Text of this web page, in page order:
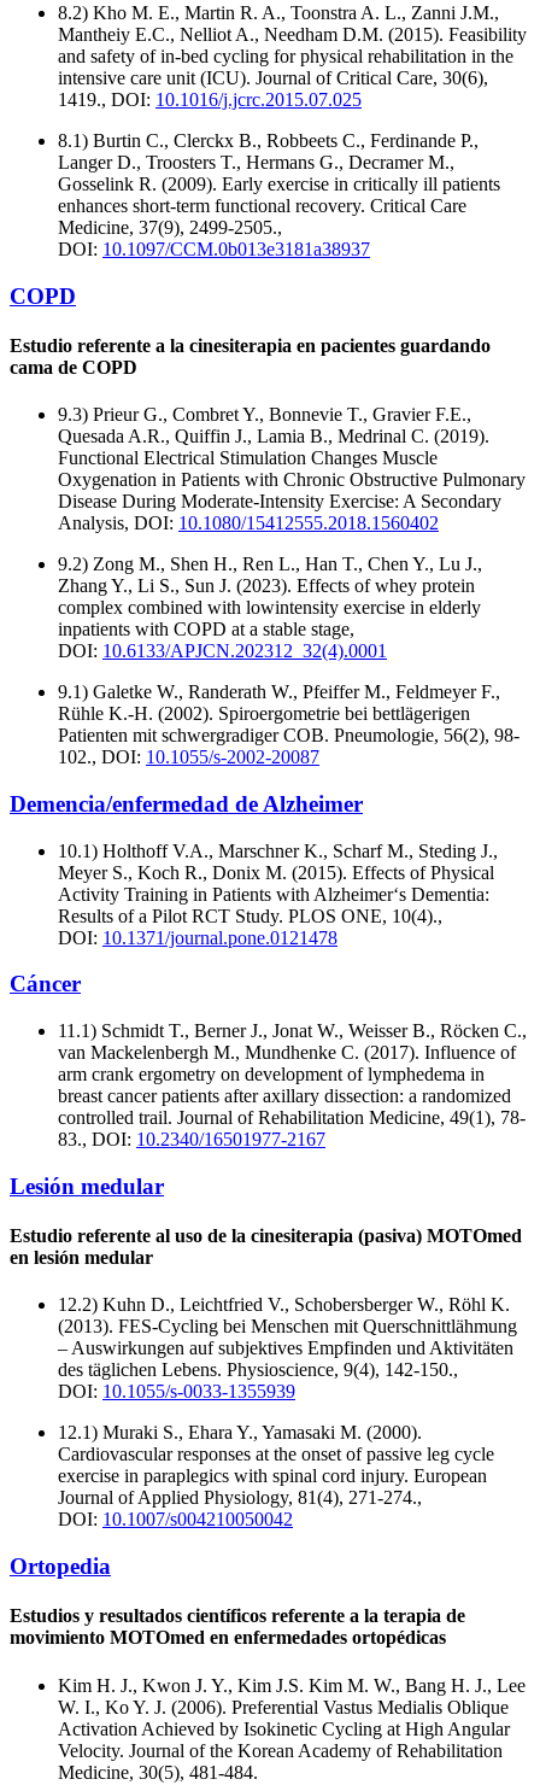
8.2) Kho M. E., Martin R. A., Toonstra A. L., Zanni J.M.,
Mantheiy E.C., Nelliot A., Needham D.M. (2015). Feasibility
and safety of in-bed cycling for physical rehabilitation in the
intensive care unit (ICU). Journal of Critical Care, 30(6),
1419., DOI: 10.1016/j.jcrc.2015.07.025
8.1) Burtin C., Clerckx B., Robbeets C., Ferdinande P.,
Langer D., Troosters T., Hermans G., Decramer M.,
Gosselink R. (2009). Early exercise in critically ill patients
enhances short-term functional recovery. Critical Care
Medicine, 37(9), 2499-2505.,
DOI: 10.1097/CCM.0b013e3181a38937
COPD
Estudio referente a la cinesiterapia en pacientes guardando
cama de COPD
9.3) Prieur G., Combret Y., Bonnevie T., Gravier F.E.,
Quesada A.R., Quiffin J., Lamia B., Medrinal C. (2019).
Functional Electrical Stimulation Changes Muscle
Oxygenation in Patients with Chronic Obstructive Pulmonary
Disease During Moderate-Intensity Exercise: A Secondary
Analysis, DOI: 10.1080/15412555.2018.1560402
9.2) Zong M., Shen H., Ren L., Han T., Chen Y., Lu J.,
Zhang Y., Li S., Sun J. (2023). Effects of whey protein
complex combined with lowintensity exercise in elderly
inpatients with COPD at a stable stage,
DOI: 10.6133/APJCN.202312_32(4).0001
9.1) Galetke W., Randerath W., Pfeiffer M., Feldmeyer F.,
Rühle K.-H. (2002). Spiroergometrie bei bettlägerigen
Patienten mit schwergradiger COB. Pneumologie, 56(2), 98-
102., DOI: 10.1055/s-2002-20087
Demencia/enfermedad de Alzheimer
10.1) Holthoff V.A., Marschner K., Scharf M., Steding J.,
Meyer S., Koch R., Donix M. (2015). Effects of Physical
Activity Training in Patients with Alzheimer‘s Dementia:
Results of a Pilot RCT Study. PLOS ONE, 10(4).,
DOI: 10.1371/journal.pone.0121478
Cáncer
11.1) Schmidt T., Berner J., Jonat W., Weisser B., Röcken C.,
van Mackelenbergh M., Mundhenke C. (2017). Influence of
arm crank ergometry on development of lymphedema in
breast cancer patients after axillary dissection: a randomized
controlled trail. Journal of Rehabilitation Medicine, 49(1), 78-
83., DOI: 10.2340/16501977-2167
Lesión medular
Estudio referente al uso de la cinesiterapia (pasiva) MOTOmed
en lesión medular
12.2) Kuhn D., Leichtfried V., Schobersberger W., Röhl K.
(2013). FES-Cycling bei Menschen mit Querschnittlähmung
– Auswirkungen auf subjektives Empfinden und Aktivitäten
des täglichen Lebens. Physioscience, 9(4), 142-150.,
DOI: 10.1055/s-0033-1355939
12.1) Muraki S., Ehara Y., Yamasaki M. (2000).
Cardiovascular responses at the onset of passive leg cycle
exercise in paraplegics with spinal cord injury. European
Journal of Applied Physiology, 81(4), 271-274.,
DOI: 10.1007/s004210050042
Ortopedia
Estudios y resultados científicos referente a la terapia de
movimiento MOTOmed en enfermedades ortopédicas
Kim H. J., Kwon J. Y., Kim J.S. Kim M. W., Bang H. J., Lee
W. I., Ko Y. J. (2006). Preferential Vastus Medialis Oblique
Activation Achieved by Isokinetic Cycling at High Angular
Velocity. Journal of the Korean Academy of Rehabilitation
Medicine, 30(5), 481-484.